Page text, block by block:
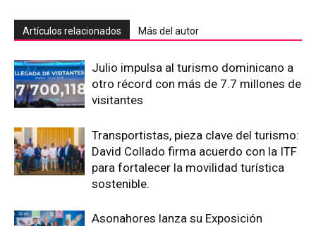
Artículos relacionados Más del autor
Julio impulsa al turismo dominicano a
otro récord con más de 7.7 millones de
visitantes
Transportistas, pieza clave del turismo:
David Collado firma acuerdo con la ITF
para fortalecer la movilidad turística
sostenible.
Asonahores lanza su Exposición